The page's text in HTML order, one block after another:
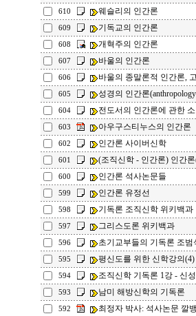
610 웨슬리의 인간론
609 기독교의 인간론
608 개혁주의 인간론
607 바울의 인간론
606 바울의 종말론적 인간론,
605 성경의 인간론
604 전도서의 인간론에 관한
603 아우구스티누스의 인간론
602 인간론 사이버신학
601 (조직신학 - 인간론) 인간
600 인간론 석사논문들
599 인간론 유정선
598 기독론 조직신학 위키백과
597 그리스도론 위키백과
596 초기교부들의 기독
595 평신도를 위한 신학강의
594 조직신학 기독론 1강 - 신
593 남미 해방신학의 기독론
592 최정자 박사: 석사논문 깔